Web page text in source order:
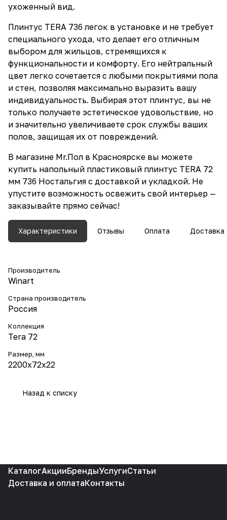
ухоженный вид.
Плинтус TERA 736 легок в установке и не требует
специального ухода, что делает его отличным
выбором для жильцов, стремящихся к
функциональности и комфорту. Его нейтральный
цвет легко сочетается с любыми покрытиями пола
и стен, позволяя максимально выразить вашу
индивидуальность. Выбирая этот плинтус, вы не
только получаете эстетическое удовольствие, но
и значительно увеличиваете срок службы ваших
полов, защищая их от повреждений.
В магазине Mr.Пол в Красноярске вы можете
купить напольный пластиковый плинтус TERA 72
мм 736 Ностальгия с доставкой и укладкой. Не
упустите возможность освежить свой интерьер —
заказывайте прямо сейчас!
Характеристики Отзывы Оплата Доставка
Производитель
Winart
Страна производитель
Россия
Коллекция
Tera 72
Размер, мм
2200x72x22
Назад к списку
КаталогАкцииБрендыУслугиСтатьи
Доставка и оплатаКонтакты